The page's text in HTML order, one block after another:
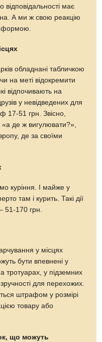
має
А ми ж свою реакцію
формою.
обладнані табличкою
на меті відокремити
відпочивають на
у невідведених для
17-51 грн. Звісно,
де ж вигулювати?»,
де за своїми
куріння. І майже у
там і курить. Такі дії
51-170 грн.
у місцях
бути впевнені у
тротуарах, у підземних
для перехожих.
штрафом у розмірі
товару або
що можуть